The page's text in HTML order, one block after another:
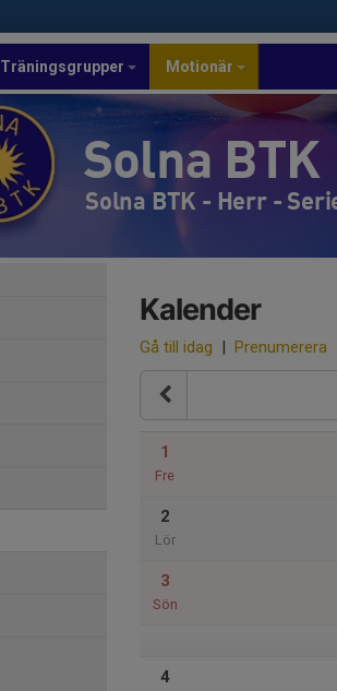
Träningsgrupper Motionär
Solna BTK
Solna BTK - Herr -
Kalender
Gå till idag | Prenumerera
1
Fre
2
Lör
3
Sön
4